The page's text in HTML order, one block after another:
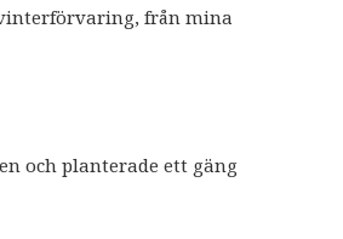
från mina
och planterade ett gäng